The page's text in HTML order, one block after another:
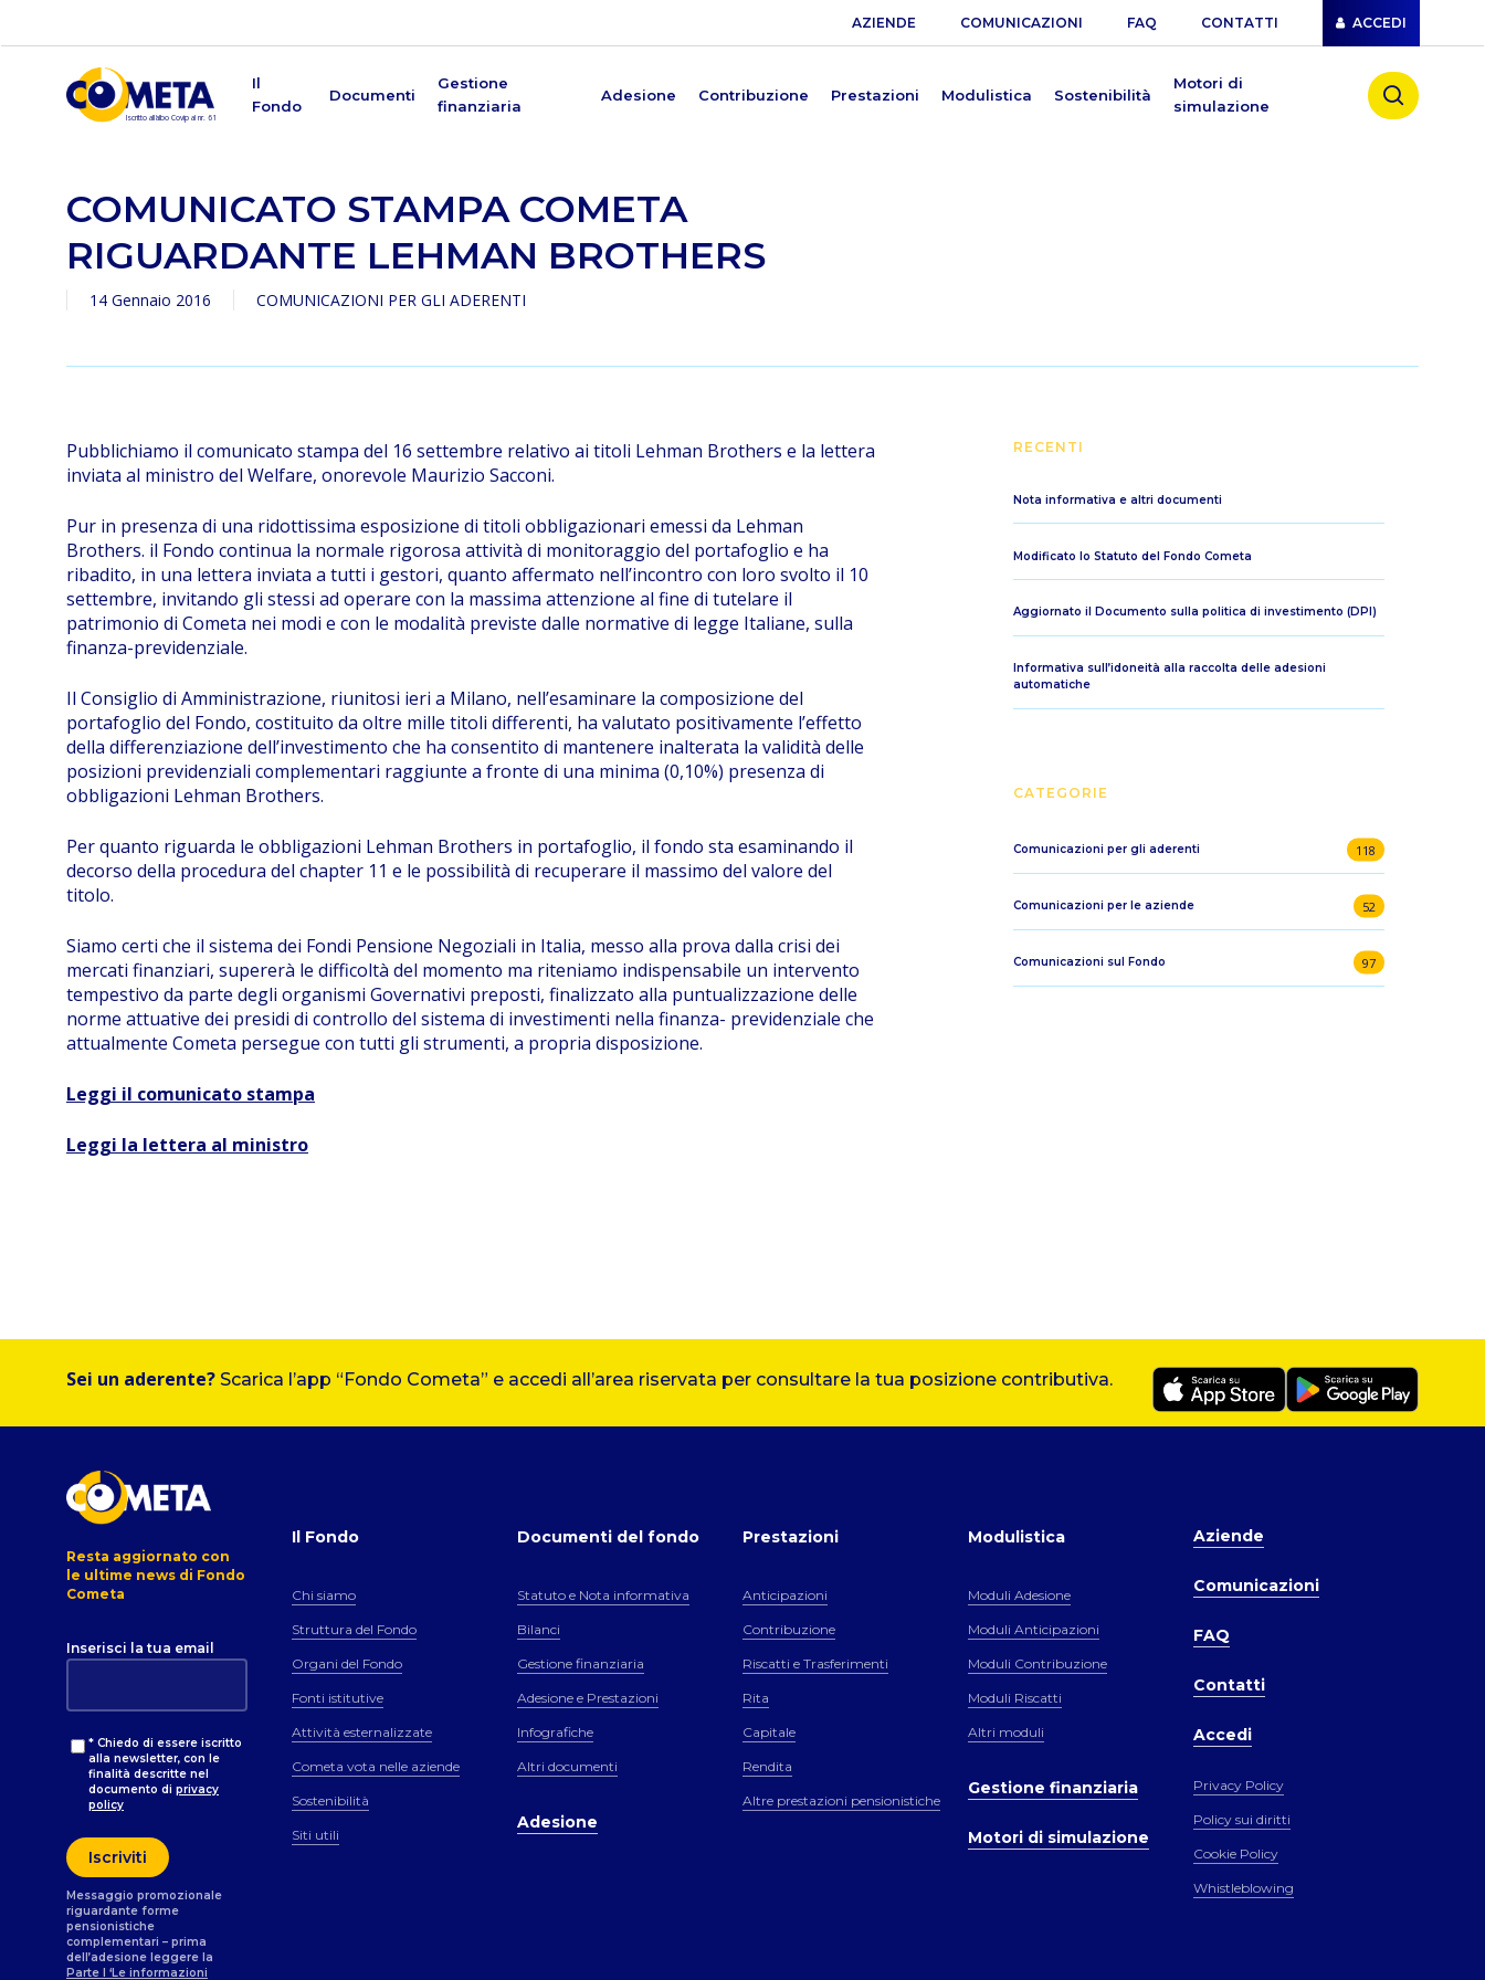
AZIENDE COMUNICAZIONI FAQ CONTATTI ACCEDI
Premi Invio per cercare o ESC per chiudere
Il
Fondo
Documenti
Gestione
finanziaria
Adesione Contribuzione Prestazioni Modulistica Sostenibilità
Motori di
simulazione
search
COMUNICATO STAMPA COMETA
RIGUARDANTE LEHMAN BROTHERS
14 Gennaio 2016 COMUNICAZIONI PER GLI ADERENTI
Pubblichiamo il comunicato stampa del 16 settembre relativo ai titoli Lehman Brothers e la lettera
inviata al ministro del Welfare, onorevole Maurizio Sacconi.
Pur in presenza di una ridottissima esposizione di titoli obbligazionari emessi da Lehman
Brothers. il Fondo continua la normale rigorosa attività di monitoraggio del portafoglio e ha
ribadito, in una lettera inviata a tutti i gestori, quanto affermato nell’incontro con loro svolto il 10
settembre, invitando gli stessi ad operare con la massima attenzione al fine di tutelare il
patrimonio di Cometa nei modi e con le modalità previste dalle normative di legge Italiane, sulla
finanza-previdenziale.
Il Consiglio di Amministrazione, riunitosi ieri a Milano, nell’esaminare la composizione del
portafoglio del Fondo, costituito da oltre mille titoli differenti, ha valutato positivamente l’effetto
della differenziazione dell’investimento che ha consentito di mantenere inalterata la validità delle
posizioni previdenziali complementari raggiunte a fronte di una minima (0,10%) presenza di
obbligazioni Lehman Brothers.
Per quanto riguarda le obbligazioni Lehman Brothers in portafoglio, il fondo sta esaminando il
decorso della procedura del chapter 11 e le possibilità di recuperare il massimo del valore del
titolo.
Siamo certi che il sistema dei Fondi Pensione Negoziali in Italia, messo alla prova dalla crisi dei
mercati finanziari, supererà le difficoltà del momento ma riteniamo indispensabile un intervento
tempestivo da parte degli organismi Governativi preposti, finalizzato alla puntualizzazione delle
norme attuative dei presidi di controllo del sistema di investimenti nella finanza- previdenziale che
attualmente Cometa persegue con tutti gli strumenti, a propria disposizione.
Leggi il comunicato stampa
Leggi la lettera al ministro
RECENTI
Nota informativa e altri documenti
Modificato lo Statuto del Fondo Cometa
Aggiornato il Documento sulla politica di investimento (DPI)
Informativa sull’idoneità alla raccolta delle adesioni
automatiche
CATEGORIE
Comunicazioni per gli aderenti 118
Comunicazioni per le aziende 52
Comunicazioni sul Fondo 97
Sei un aderente? Scarica l’app “Fondo Cometa” e accedi all’area riservata per consultare la tua posizione contributiva.
Resta aggiornato con
le ultime news di Fondo
Cometa
Inserisci la tua email
* Chiedo di essere iscritto
alla newsletter, con le
finalità descritte nel
documento di privacy
policy
Messaggio promozionale
riguardante forme
pensionistiche
complementari – prima
dell’adesione leggere la
Parte I ‘Le informazioni
Il Fondo
Chi siamo
Struttura del Fondo
Organi del Fondo
Fonti istitutive
Attività esternalizzate
Cometa vota nelle aziende
Sostenibilità
Siti utili
Documenti del fondo
Statuto e Nota informativa
Bilanci
Gestione finanziaria
Adesione e Prestazioni
Infografiche
Altri documenti
Adesione
Prestazioni
Anticipazioni
Contribuzione
Riscatti e Trasferimenti
Rita
Capitale
Rendita
Altre prestazioni pensionistiche
Modulistica
Moduli Adesione
Moduli Anticipazioni
Moduli Contribuzione
Moduli Riscatti
Altri moduli
Gestione finanziaria
Motori di simulazione
Aziende
Comunicazioni
FAQ
Contatti
Accedi
Privacy Policy
Policy sui diritti
Cookie Policy
Whistleblowing